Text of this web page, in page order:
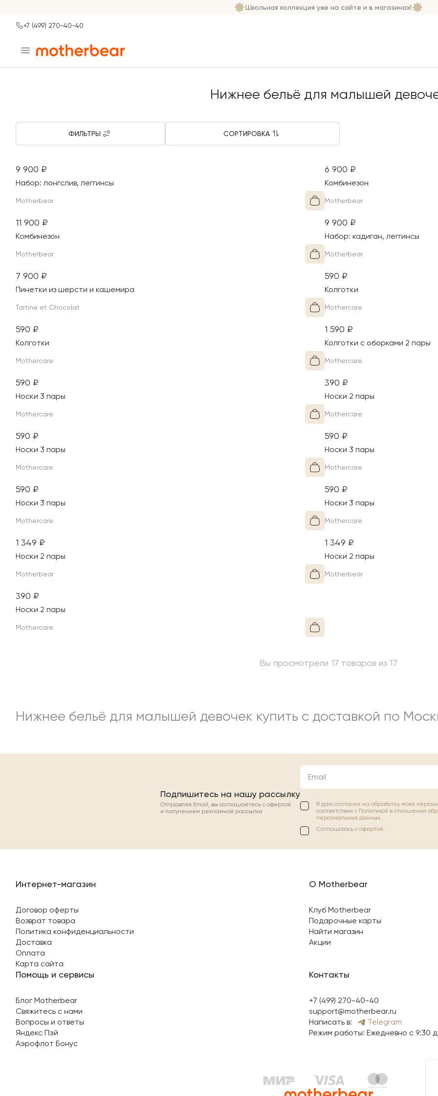
Школьная коллекция уже на сайте и в магазинах!
Ваш город
+7 (499) 270-40-40
Нижнее бельё для малышей
ФИЛЬТРЫ СОРТИРОВКА
Материал этого изделия - натуральная шерсть. Она тёплая, прочная,
антибактериальная и экологичная
9 900 ₽
Набор: лонгслив, леггинсы
Motherbear
Материал этого изделия -
6 900 ₽
Комбинезон
Motherbear
Материал этого изделия - натуральная шерсть. Она тёплая, прочная,
11 900 ₽
Комбинезон
Motherbear
Материал этого изделия -
антибактериальная и
9 900 ₽
Набор: кадиган, леггинсы
Motherbear
7 900 ₽
Пинетки из шерсти и кашемира
Tartine et Chocolat
590 ₽
Колготки
Mothercare
590 ₽
Колготки
Mothercare
1 590 ₽
Колготки с оборками 2 пары
Mothercare
590 ₽
Носки 3 пары
Mothercare
390 ₽
Носки 2 пары
Mothercare
590 ₽
Носки 3 пары
Mothercare
590 ₽
Носки 3 пары
Mothercare
590 ₽
Носки 3 пары
Mothercare
590 ₽
Носки 3 пары
Mothercare
Материал этого изделия - натуральная шерсть. Она тёплая, прочная,
антибактериальная и экологичная
1 349 ₽
Носки 2 пары
Motherbear
Материал этого изделия -
антибактериальная и
1 349 ₽
Носки 2 пары
Motherbear
ТОЛЬКО В МАГАЗИНЕ
390 ₽
Носки 2 пары
Mothercare
Вы просмотрели 17 товаров из 17
Нижнее бельё для малышей девочек купить с доставкой по
Подпишитесь на нашу рассылку
Отправляя Email, вы соглашаетесь с офертой
и получением рекламной рассылки
Email
Я даю согласие на обработку моих
соответствии с Политикой в отношении
персональных данных.
Соглашаюсь с офертой.
Интернет-магазин
Договор оферты
Возврат товара
Политика конфиденциальности
Доставка
Оплата
Карта сайта
О Motherbear
Клуб Motherbear
Подарочные карты
Найти магазин
Акции
Помощь и сервисы
Блог Motherbear
Свяжитесь с нами
Вопросы и ответы
Яндекс Пэй
Аэрофлот Бонус
Контакты
+7 (499) 270-40-40
support@motherbear.ru
Написать в:
Telegram
Режим работы: Ежедневно с 9:30